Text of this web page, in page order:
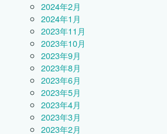
2024年2月
2024年1月
2023年11月
2023年10月
2023年9月
2023年8月
2023年6月
2023年5月
2023年4月
2023年3月
2023年2月